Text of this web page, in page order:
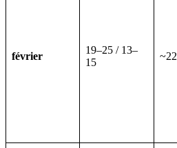
février
19–25 / 13–
15
~22